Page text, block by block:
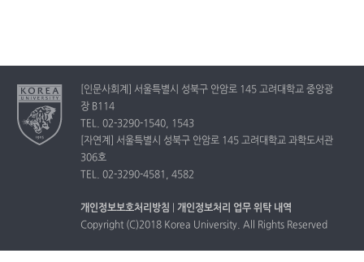
[인문사회계] 서울특별시 성북구 안암로 145 고려대학교 중앙광
장 B114
TEL. 02-3290-1540, 1543
[자연계] 서울특별시 성북구 안암로 145 고려대학교 과학도서관
306호
TEL. 02-3290-4581, 4582
개인정보보호처리방침
개인정보처리 업무 위탁 내역
Copyright (C)2018 Korea University. All Rights Reserved